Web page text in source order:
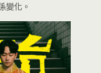
變化。